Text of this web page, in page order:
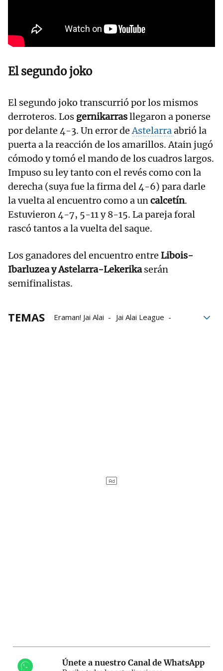
El segundo joko
El segundo joko transcurrió por los mismos
derroteros. Los gernikarrasllegaron a ponerse
por delante 4-3. Un error deAstelarraabrió la
puerta a la reacción de los amarillos. Atain jugó
cómodo y tomó el mando de los cuadros largos.
Impuso su ley tanto con el revés como con la
derecha (suya fue la firma del 4-6) para darle
la vuelta al encuentro como a uncalcetín.
Estuvieron 4-7, 5-11 y 8-15. La pareja foral
rascó tantos a la vuelta del saque.
Los ganadores del encuentro entre Libois-
Ibarluzea y Astelarra-Lekerikaserán
semifinalistas.
TEMAS Eraman! Jai Alai
Jai Alai League
Únete a nuestro Canal de WhatsApp